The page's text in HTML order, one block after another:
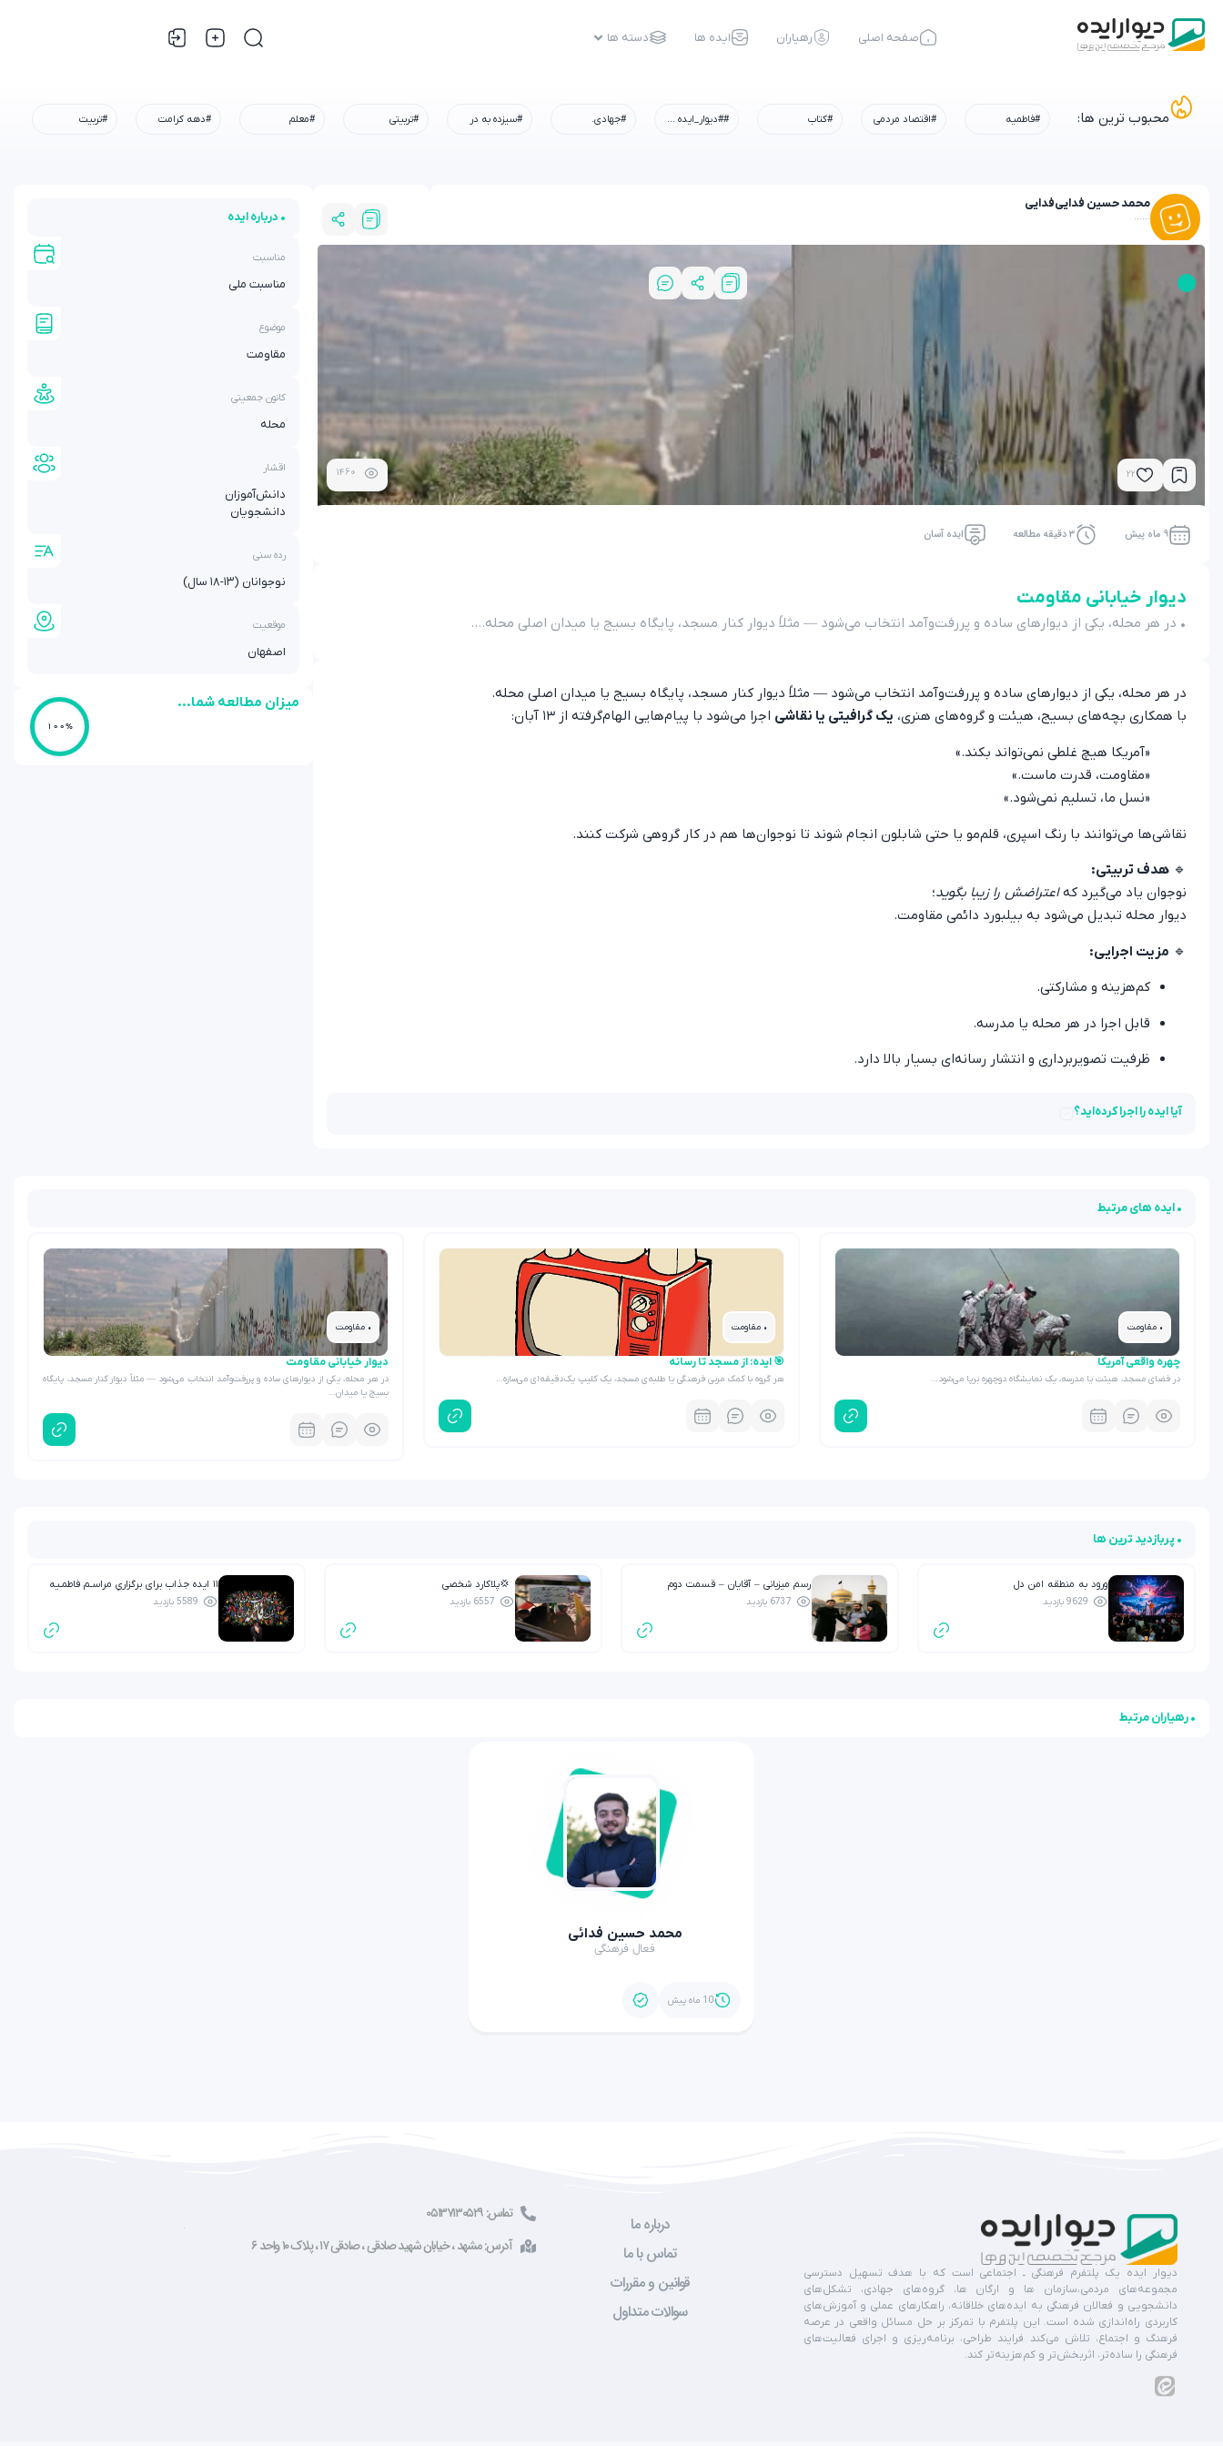
صفحه اصلی رهیاران ایده ها دسته ها
محبوب ترین ها: #فاطمیه #اقتصاد مردمی #کتاب ##دیوار_ایده #رسم_میزبانی #شهادت_امام_رضا #همه_خادم_الرضاییم #جهادی. #سیزده به در #تربیتی #معلم #دهه کرامت #تربیت
• درباره ایده
مناسبت
مناسبت ملی
موضوع
مقاومت
کانون جمعیتی
محله
اقشار
دانش‌آموزان
دانشجویان
رده سنی
نوجوانان (۱۳-۱۸ سال)
موقعیت
اصفهان
میزان مطالعه شما...
100%
محمد حسین فداییفدایی
......
22
1460
9 ماه پیش 3 دقیقه مطالعه ایده آسان
دیوار خیابانی مقاومت
• در هر محله، یکی از دیوارهای ساده و پررفت‌وآمد انتخاب می‌شود — مثلاً دیوار کنار مسجد، پایگاه بسیج یا میدان اصلی محله....
در هر محله، یکی از دیوارهای ساده و پررفت‌وآمد انتخاب می‌شود — مثلاً دیوار کنار مسجد، پایگاه بسیج یا میدان اصلی محله.
با همکاری بچه‌های بسیج، هیئت و گروه‌های هنری، یک گرافیتی یا نقاشی اجرا می‌شود با پیام‌هایی الهام‌گرفته از ۱۳ آبان:
«آمریکا هیچ غلطی نمی‌تواند بکند.»
«مقاومت، قدرت ماست.»
«نسل ما، تسلیم نمی‌شود.»
نقاشی‌ها می‌توانند با رنگ اسپری، قلم‌مو یا حتی شابلون انجام شوند تا نوجوان‌ها هم در کار گروهی شرکت کنند.
🔹 هدف تربیتی:
نوجوان یاد می‌گیرد کهاعتراضش را زیبا بگوید؛
دیوار محله تبدیل می‌شود به بیلبورد دائمی مقاومت.
🔹 مزیت اجرایی:
کم‌هزینه و مشارکتی.
قابل اجرا در هر محله یا مدرسه.
ظرفیت تصویربرداری و انتشار رسانه‌ای بسیار بالا دارد.
آیا ایده را اجرا کرده‌اید؟
• ایده های مرتبط
• مقاومت
چهره واقعی آمریکا
در فضای مسجد، هیئت یا مدرسه، یک نمایشگاه دوچهره برپا می‌شود…
• مقاومت
🎯 ایده: از مسجد تا رسانه
هر گروه با کمک مربی فرهنگی یا طلبه‌ی مسجد، یک کلیپ یک‌دقیقه‌ای می‌سازه…
• مقاومت
دیوار خیابانی مقاومت
در هر محله، یکی از دیوارهای ساده و پررفت‌وآمد انتخاب می‌شود — مثلاً دیوار کنار مسجد، پایگاه
بسیج یا میدان…
• پربازدید ترین ها
ورود به منطقه امن دل
9629 بازدید
رسم میزبانی – آقایان – قسمت دوم
6737 بازدید
💢پلاکارد شخصی
6557 بازدید
۱۱ ایده جذاب برای برگزاریِ مراسـم فاطمـیه
بـرای کودکـان
5589 بازدید
• رهیاران مرتبط
محمد حسین فدائی
فعال فرهنگی
10 ماه پیش
دیوار ایده یک پلتفرم فرهنگی ـ اجتماعی است که با هدف تسهیل دسترسی
مجموعه‌های مردمی،سازمان ها و ارگان ها، گروه‌های جهادی، تشکل‌های
دانشجویی و فعالان فرهنگی به ایده‌های خلاقانه، راهکارهای عملی و آموزش‌های
کاربردی راه‌اندازی شده است. این پلتفرم با تمرکز بر حل مسائل واقعی در عرصه
فرهنگ و اجتماع، تلاش می‌کند فرایند طراحی، برنامه‌ریزی و اجرای فعالیت‌های
فرهنگی را ساده‌تر، اثربخش‌تر و کم‌هزینه‌تر کند.
درباره ما
تماس با ما
قوانین و مقررات
سوالات متداول
تماس: ۰۵۱۳۷۱۳۰۵۲۹
آدرس: مشهد ، خیابان شهید صادقی ، صادقی ۱۷ ، پلاک ۱۰ واحد ۶